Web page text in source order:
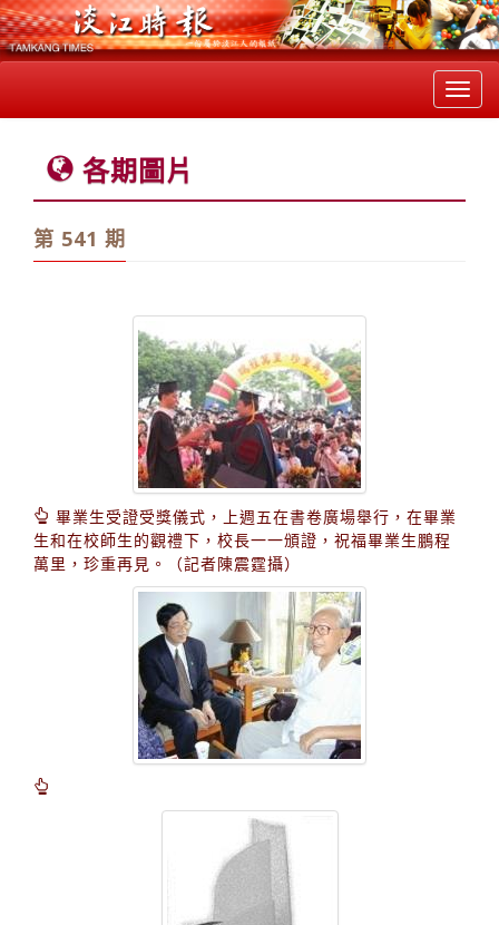
各期圖片
第 541 期
畢業生受證受獎儀式，上週五在書卷廣場舉行，在畢業
生和在校師生的觀禮下，校長一一頒證，祝福畢業生鵬程
萬里，珍重再見。（記者陳震霆攝）